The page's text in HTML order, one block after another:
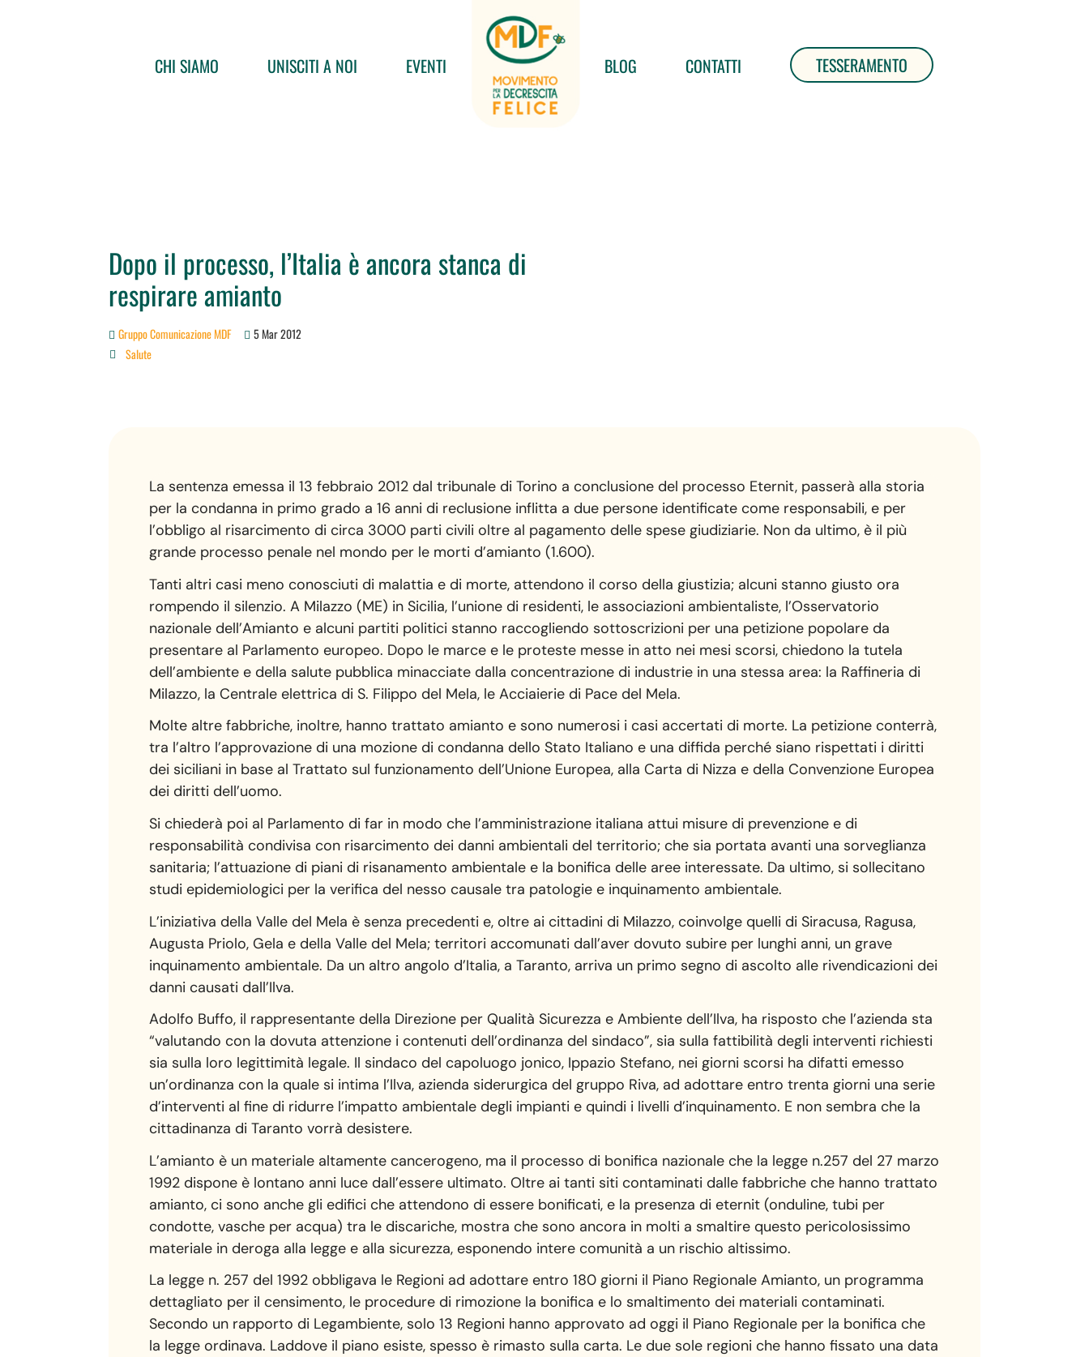
CHI SIAMO UNISCITI A NOI EVENTI BLOG CONTATTI TESSERAMENTO
Dopo il processo, l’Italia è ancora stanca di
respirare amianto
Gruppo Comunicazione MDF 5 Mar 2012
 Salute
La sentenza emessa il 13 febbraio 2012 dal tribunale di Torino a conclusione del processo Eternit, passerà alla storia
per la condanna in primo grado a 16 anni di reclusione inflitta a due persone identificate come responsabili, e per
l’obbligo al risarcimento di circa 3000 parti civili oltre al pagamento delle spese giudiziarie. Non da ultimo, è il più
grande processo penale nel mondo per le morti d’amianto (1.600).
Tanti altri casi meno conosciuti di malattia e di morte, attendono il corso della giustizia; alcuni stanno giusto ora
rompendo il silenzio. A Milazzo (ME) in Sicilia, l’unione di residenti, le associazioni ambientaliste, l’Osservatorio
nazionale dell’Amianto e alcuni partiti politici stanno raccogliendo sottoscrizioni per una petizione popolare da
presentare al Parlamento europeo. Dopo le marce e le proteste messe in atto nei mesi scorsi, chiedono la tutela
dell’ambiente e della salute pubblica minacciate dalla concentrazione di industrie in una stessa area: la Raffineria di
Milazzo, la Centrale elettrica di S. Filippo del Mela, le Acciaierie di Pace del Mela.
Molte altre fabbriche, inoltre, hanno trattato amianto e sono numerosi i casi accertati di morte. La petizione conterrà,
tra l’altro l’approvazione di una mozione di condanna dello Stato Italiano e una diffida perché siano rispettati i diritti
dei siciliani in base al Trattato sul funzionamento dell’Unione Europea, alla Carta di Nizza e della Convenzione Europea
dei diritti dell’uomo.
Si chiederà poi al Parlamento di far in modo che l’amministrazione italiana attui misure di prevenzione e di
responsabilità condivisa con risarcimento dei danni ambientali del territorio; che sia portata avanti una sorveglianza
sanitaria; l’attuazione di piani di risanamento ambientale e la bonifica delle aree interessate. Da ultimo, si sollecitano
studi epidemiologici per la verifica del nesso causale tra patologie e inquinamento ambientale.
L’iniziativa della Valle del Mela è senza precedenti e, oltre ai cittadini di Milazzo, coinvolge quelli di Siracusa, Ragusa,
Augusta Priolo, Gela e della Valle del Mela; territori accomunati dall’aver dovuto subire per lunghi anni, un grave
inquinamento ambientale. Da un altro angolo d’Italia, a Taranto, arriva un primo segno di ascolto alle rivendicazioni dei
danni causati dall’Ilva.
Adolfo Buffo, il rappresentante della Direzione per Qualità Sicurezza e Ambiente dell’Ilva, ha risposto che l’azienda sta
“valutando con la dovuta attenzione i contenuti dell’ordinanza del sindaco”, sia sulla fattibilità degli interventi richiesti
sia sulla loro legittimità legale. Il sindaco del capoluogo jonico, Ippazio Stefano, nei giorni scorsi ha difatti emesso
un’ordinanza con la quale si intima l’Ilva, azienda siderurgica del gruppo Riva, ad adottare entro trenta giorni una serie
d’interventi al fine di ridurre l’impatto ambientale degli impianti e quindi i livelli d’inquinamento. E non sembra che la
cittadinanza di Taranto vorrà desistere.
L’amianto è un materiale altamente cancerogeno, ma il processo di bonifica nazionale che la legge n.257 del 27 marzo
1992 dispone è lontano anni luce dall’essere ultimato. Oltre ai tanti siti contaminati dalle fabbriche che hanno trattato
amianto, ci sono anche gli edifici che attendono di essere bonificati, e la presenza di eternit (onduline, tubi per
condotte, vasche per acqua) tra le discariche, mostra che sono ancora in molti a smaltire questo pericolosissimo
materiale in deroga alla legge e alla sicurezza, esponendo intere comunità a un rischio altissimo.
La legge n. 257 del 1992 obbligava le Regioni ad adottare entro 180 giorni il Piano Regionale Amianto, un programma
dettagliato per il censimento, le procedure di rimozione la bonifica e lo smaltimento dei materiali contaminati.
Secondo un rapporto di Legambiente, solo 13 Regioni hanno approvato ad oggi il Piano Regionale per la bonifica che
la legge ordinava. Laddove il piano esiste, spesso è rimasto sulla carta. Le due sole regioni che hanno fissato una data